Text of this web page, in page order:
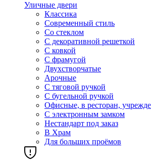
Уличные двери
Классика
Современный стиль
Со стеклом
С декоративной решеткой
С ковкой
С фрамугой
Двухстворчатые
Арочные
С тяговой ручкой
С бугельной ручкой
Офисные, в ресторан,
С электронным замком
Нестандарт под заказ
В Храм
Для больших проёмов